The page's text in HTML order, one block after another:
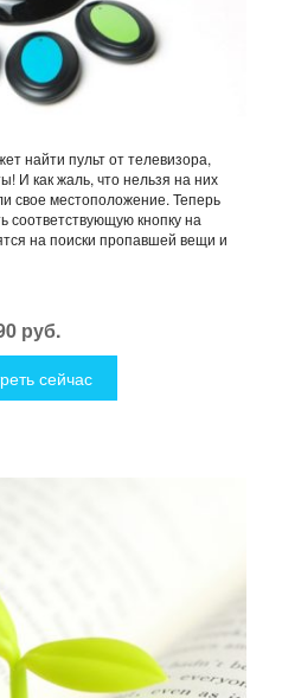
найти пульт от телевизора,
И как жаль, что нельзя на них
свое местоположение. Теперь
кнопку на
на поиски пропавшей вещи и
руб.
сейчас